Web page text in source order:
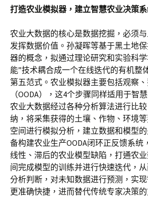
打造农业模拟器，建立智慧农业决策
农业大数据的核心是数据挖掘，必须
发挥数据价值。孙凝晖等基于黑土地
器的概念，拟通过理论研究和实验科
能”技术耦合成一个在线迭代的有机整
第五范式。农业模拟器主要包括观察
（OODA），这4个步骤同样适用于智
农业大数据经过各种分析算法进行比
纳，将采集获得的土壤、作物、环境
空间进行模拟分析，建立数据和模型
备构建农业生产OODA闭环正反馈系统
线性、滞后的农业模型缺陷，打通农
间完成模型的训练并进行快速迭代，
分析判断，对未知数据进行预测，实
更准确快捷，进而替代传统专家决策的